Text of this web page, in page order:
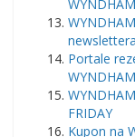
newslettera
Portale
FRIDAY
Kupon na